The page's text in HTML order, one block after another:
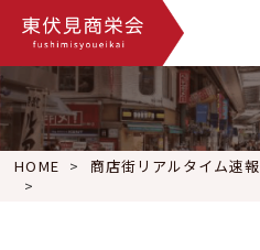
HOME
商店街リアルタイム速報